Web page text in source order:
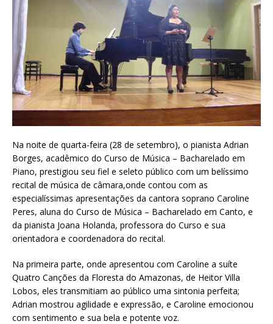
Na noite de quarta-feira (28 de setembro), o pianista Adrian
Borges, acadêmico do Curso de Música – Bacharelado em
Piano, prestigiou seu fiel e seleto público com um belíssimo
recital de música de câmara,onde contou com as
especialíssimas apresentações da cantora soprano Caroline
Peres, aluna do Curso de Música – Bacharelado em Canto, e
da pianista Joana Holanda, professora do Curso e sua
orientadora e coordenadora do recital.
Na primeira parte, onde apresentou com Caroline a suíte
Quatro Canções da Floresta do Amazonas, de Heitor Villa
Lobos, eles transmitiam ao público uma sintonia perfeita;
Adrian mostrou agilidade e expressão, e Caroline emocionou
com sentimento e sua bela e potente voz.